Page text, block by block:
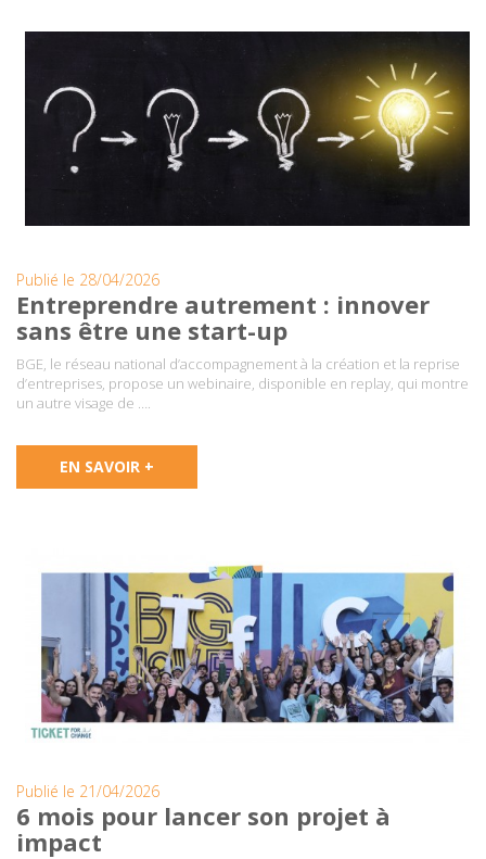
Publié le 28/04/2026
Entreprendre autrement : innover
sans être une start-up
BGE, le réseau national d’accompagnement à la création et la reprise
d’entreprises, propose un webinaire, disponible en replay, qui montre
un autre visage de ….
EN SAVOIR +
Publié le 21/04/2026
6 mois pour lancer son projet à
impact